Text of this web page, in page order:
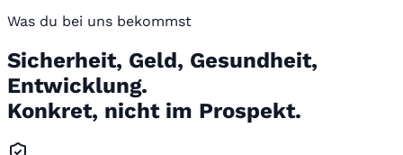
Was du bei uns bekommst
Sicherheit, Geld, Gesundheit,
Entwicklung.
Konkret, nicht im Prospekt.